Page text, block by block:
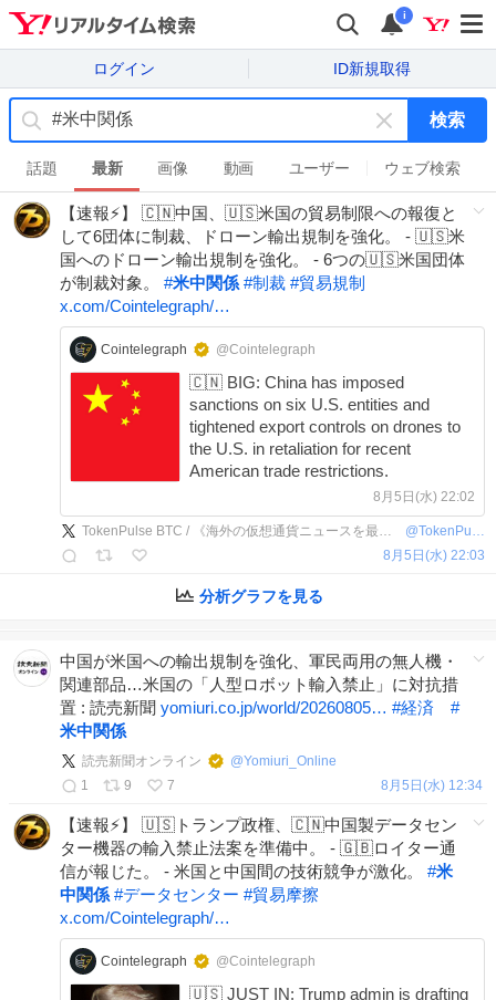
i
ログイン ID新規取得
キ
ー
ワ
ー
ド
を
検索
話題 最新 画像 動画 ユーザー ウェブ検索
【速報⚡】 🇨🇳中国、🇺🇸米国の貿易制限への報復と
して6団体に制裁、ドローン輸出規制を強化。 - 🇺🇸米
国へのドローン輸出規制を強化。 - 6つの🇺🇸米国団体
が制裁対象。 #米中関係 #制裁 #貿易規制
x.com/Cointelegraph/…
Cointelegraph @Cointelegraph
🇨🇳 BIG: China has imposed
sanctions on six U.S. entities and
tightened export controls on drones to
the U.S. in retaliation for recent
American trade restrictions.
8月5日(水) 22:02
TokenPulse BTC / 《海外の仮想通貨ニュースを最速で毎日お届け！》 @TokenPulseJP
8月5日(水) 22:03
分析グラフを見る
中国が米国への輸出規制を強化、軍民両用の無人機・
関連部品…米国の「人型ロボット輸入禁止」に対抗措
置 : 読売新聞 yomiuri.co.jp/world/20260805… #経済
#
米中関係
読売新聞オンライン @Yomiuri_Online
1
9 7 8月5日(水) 12:34
【速報⚡】 🇺🇸トランプ政権、🇨🇳中国製データセン
ター機器の輸入禁止法案を準備中。 - 🇬🇧ロイター通
信が報じた。 - 米国と中国間の技術競争が激化。 #米
中関係 #データセンター #貿易摩擦
x.com/Cointelegraph/…
Cointelegraph @Cointelegraph
🇺🇸 JUST IN: Trump admin is drafting